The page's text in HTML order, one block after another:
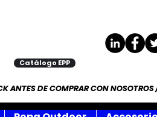
Catálogo EPP
ANTES DE COMPRAR CON NOSOTROS